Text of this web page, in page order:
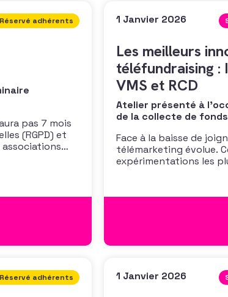
Réservé adhérents
pas 7 mois
(RGPD) et
associations
1 Janvier 2026
Les meilleurs
téléfundraising :
VMS et RCD
Atelier présenté à
de la collecte de fonds
Face à la baisse de
télémarketing évolue.
expérimentations les
bientôt d’afficher le
Réservé adhérents 1 Janvier 2026